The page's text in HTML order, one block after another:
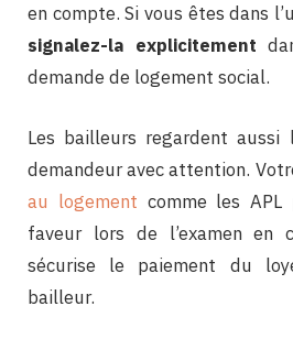
en compte. Si vous êtes dans
signalez-la explicitement
demande de logement social.
Les bailleurs regardent aussi
demandeur avec attention.
au logement comme les
faveur lors de l’examen en
sécurise le paiement du
bailleur.